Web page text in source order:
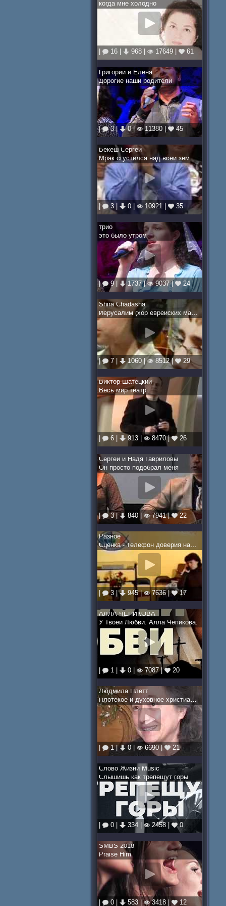
когда мне холодно
16 | 968 | 17649 | 61
Григорий и Елена
Дорогие наши родители
| 3 | 0 | 11380 | 45
Бекеш Сергей
Мрак сгустился над всей землёй
3 | 0 | 10921 | 35
трио
это было утром
| 9 | 1737 | 9037 | 24
Shira Chadasha
Иерусалим (хор еврейских мальчиков)
| 7 | 1060 | 8512 | 29
Виктор Шатецкий
Весь мир театр
6 | 913 | 8470 | 26
Cергей и Надя Гавриловы
Он просто подобрал меня
| 3 | 840 | 7941 | 22
Разное
Сценка - Телефон доверия на Рождество
3 | 945 | 7636 | 17
АЛЛА ЧЕПИКОВА
У Твоей Любви. Алла Чепикова.
1 | 0 | 7087 | 20
Людмила Плетт
Плотское и духовное христианство
1 | 0 | 6690 | 21
Слово Жизни Music
Слышишь как трепещут горы
0 | 334 | 2458 | 0
SMBS 2018
Praise Him
0 | 583 | 3418 | 12